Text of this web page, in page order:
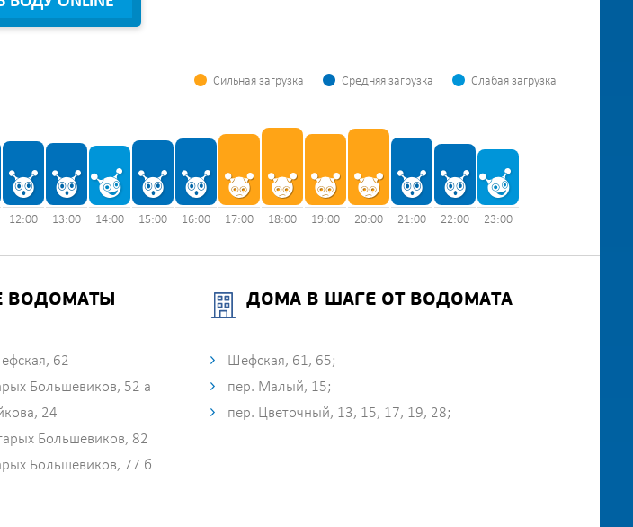
Сильная загрузка Средняя загрузка Слабая загрузка
12:00 13:00 14:00 15:00 16:00 17:00 18:00 19:00 20:00 21:00 22:00 23:00
ВОДОМАТЫ
62
Большевиков, 52 а
24
Большевиков, 82
Большевиков, 77 б
ДОМА В ШАГЕ ОТ ВОДОМАТА
Шефская, 61, 65;
пер. Малый, 15;
пер. Цветочный, 13, 15, 17, 19, 28;